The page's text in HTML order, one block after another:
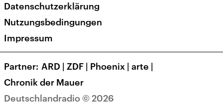
Veranstaltungen
Presse
Karriere
Transparenz
Deutschlandradio © 2026
Datenschutzerklärung
Nutzungsbedingungen
Impressum
Partner ARD | ZDF | Phoenix | arte |
Chronik der Mauer